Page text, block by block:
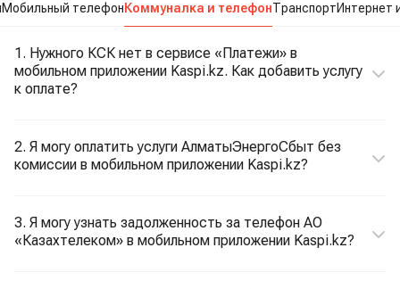
Мобильный телефонКоммуналка и телефонТранспортИнтернет
1. Нужного КСК нет в сервисе «Платежи» в
мобильном приложении Kaspi.kz. Как добавить услугу
к оплате?
2. Я могу оплатить услуги АлматыЭнергоСбыт без
комиссии в мобильном приложении Kaspi.kz?
3. Я могу узнать задолженность за телефон АО
«Казахтелеком» в мобильном приложении Kaspi.kz?